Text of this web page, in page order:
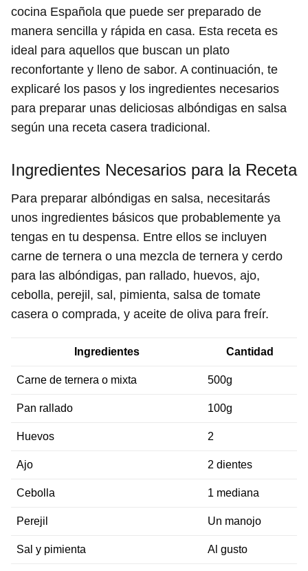
cocina Española que puede ser preparado de
manera sencilla y rápida en casa. Esta receta es
ideal para aquellos que buscan un plato
reconfortante y lleno de sabor. A continuación, te
explicaré los pasos y los ingredientes necesarios
para preparar unas deliciosas albóndigas en salsa
según una receta casera tradicional.
Ingredientes Necesarios para la Receta
Para preparar albóndigas en salsa, necesitarás
unos ingredientes básicos que probablemente ya
tengas en tu despensa. Entre ellos se incluyen
carne de ternera o una mezcla de ternera y cerdo
para las albóndigas, pan rallado, huevos, ajo,
cebolla, perejil, sal, pimienta, salsa de tomate
casera o comprada, y aceite de oliva para freír.
Ingredientes Cantidad
Carne de ternera o mixta 500g
Pan rallado 100g
Huevos 2
Ajo 2 dientes
Cebolla 1 mediana
Perejil Un manojo
Sal y pimienta Al gusto